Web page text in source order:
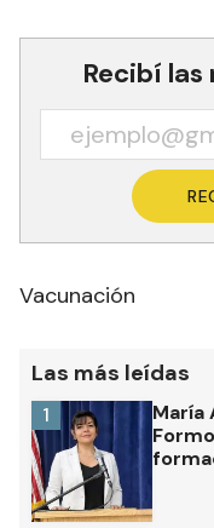
Recibí
Vacunación
Las más leídas
María
1